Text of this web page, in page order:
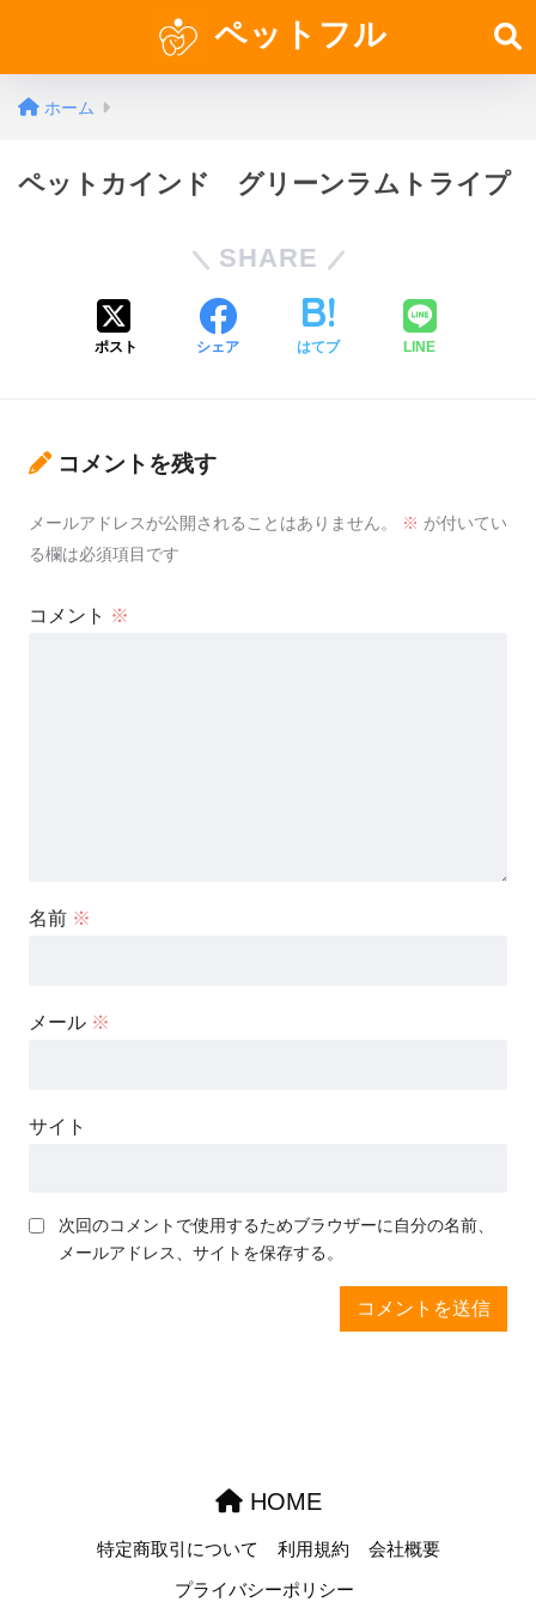
ペットフル
ホーム
ペットカインド グリーンラムトライプ
SHARE
ポスト シェア はてブ LINE
コメントを残す
メールアドレスが公開されることはありません。 ※ が付いてい
る欄は必須項目です
コメント ※
名前 ※
メール ※
サイト
次回のコメントで使用するためブラウザーに自分の名前、
メールアドレス、サイトを保存する。
HOME
特定商取引について 利用規約 会社概要
プライバシーポリシー